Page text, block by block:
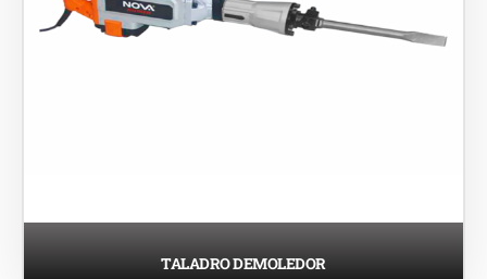
TALADRO DEMOLEDOR